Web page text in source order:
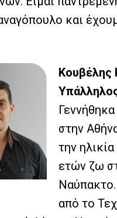
και
στην
την
ετών ζω
από το